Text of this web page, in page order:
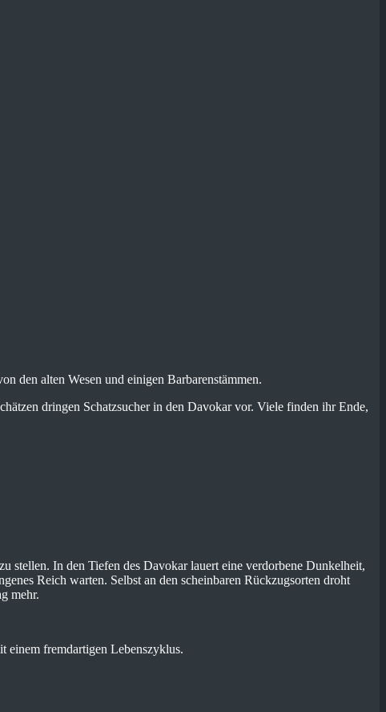
den alten Wesen und einigen Barbarenstämmen.
dringen Schatzsucher in den Davokar vor. Viele finden ihr Ende,
stellen. In den Tiefen des Davokar lauert eine verdorbene Dunkelheit,
Reich warten. Selbst an den scheinbaren Rückzugsorten droht
mehr.
einem fremdartigen Lebenszyklus.